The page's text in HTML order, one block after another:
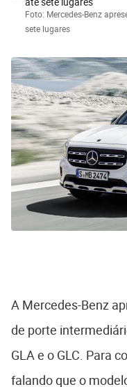
Foto: Mercedes-Benz
sete lugares
A Mercedes-Benz
de porte
GLA e o GLC. Para
falando que o